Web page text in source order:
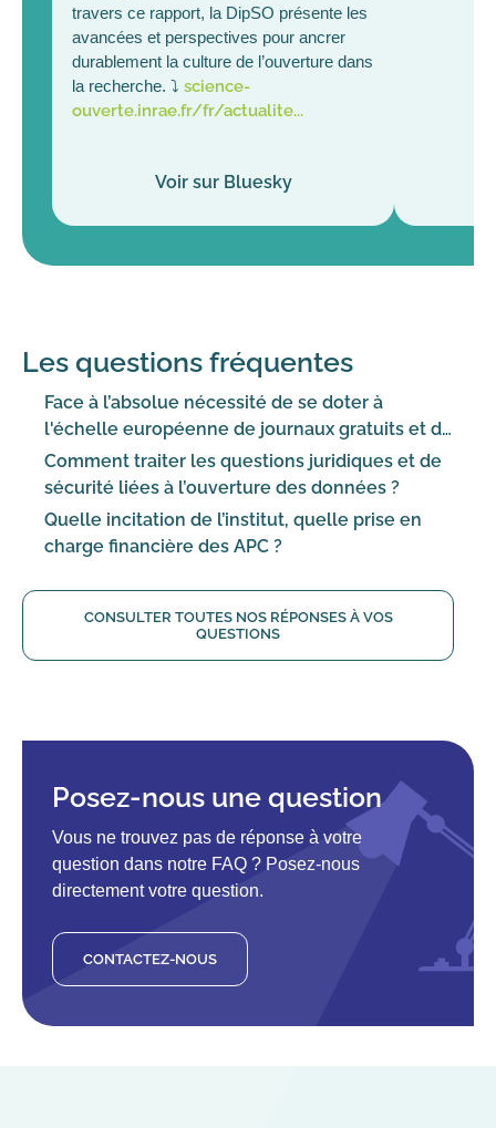
travers ce rapport, la DipSO présente les
avancées et perspectives pour ancrer
durablement la culture de l’ouverture dans
la recherche. ⤵️ science-
ouverte.inrae.fr/fr/actualite...
Voir sur Bluesky
Les questions fréquentes
Face à l’absolue nécessité de se doter à
l'échelle européenne de journaux gratuits et de
référence, que fait INRAE ?
Comment traiter les questions juridiques et de
sécurité liées à l’ouverture des données ?
Quelle incitation de l’institut, quelle prise en
charge financière des APC ?
CONSULTER TOUTES NOS RÉPONSES À VOS
QUESTIONS
Posez-nous une question
Vous ne trouvez pas de réponse à votre
question dans notre FAQ ? Posez-nous
directement votre question.
CONTACTEZ-NOUS